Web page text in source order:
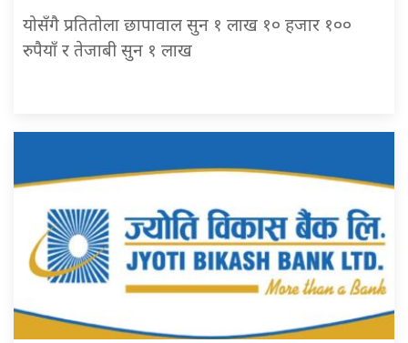
योसँगै प्रतितोला छापावाल सुन १ लाख १० हजार १००
रुपैयाँ र तेजाबी सुन १ लाख